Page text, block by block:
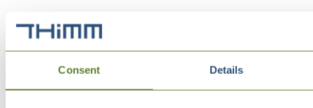
Consent Details